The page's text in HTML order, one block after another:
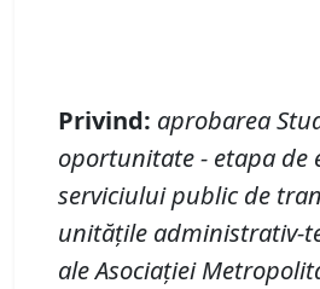
Privind: aprobarea
oportunitate- etapa de
serviciului public de
unităţile administrativ-
aleAsociaţiei